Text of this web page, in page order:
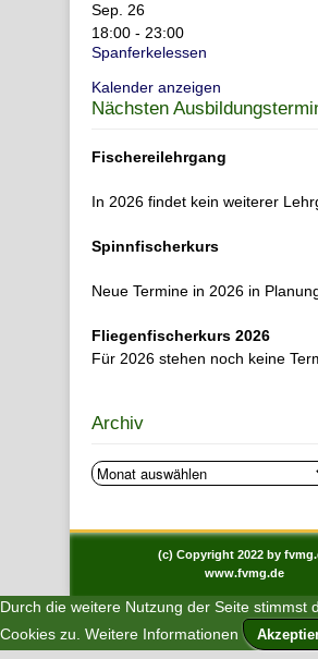
Sep. 26
18:00 - 23:00
Spanferkelessen
Kalender anzeigen
Nächsten
Fischereilehrgang
In 2026 findet kein weiterer
Spinnfischerkurs
Neue Termine in 2026 in
Fliegenfischerkurs 2026
Für 2026 stehen noch keine
Archiv
Archiv
(c) Copyright 2022 by
www.fvmg.de
Durch die weitere Nutzung der Seite stimmst
Cookies zu. Weitere Informationen